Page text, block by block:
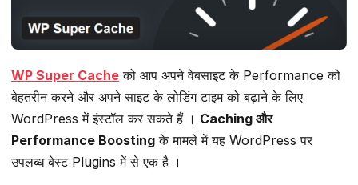
WP Super Cache को आप अपने वेबसाइट के Performance को
बेहतरीन करने और अपने साइट के लोडिंग टाइम को बढ़ाने के लिए
WordPress में इंस्टॉल कर सकते हैं । Caching और
Performance Boosting के मामले में यह WordPress पर
उपलब्ध बेस्ट Plugins में से एक है ।